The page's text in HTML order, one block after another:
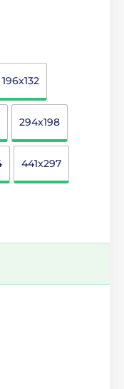
196x132
294x198
441x297